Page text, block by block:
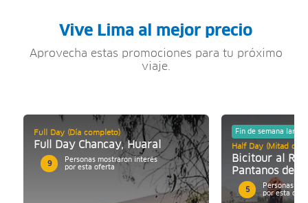
Vive Lima al mejor precio
Aprovecha estas promociones para tu próximo
viaje.
Full Day (Día completo)
Full Day Chancay, Huaral
9
Personas mostraron interés
por esta oferta
Fin de semana largo
Half Day (Mitad de
Bicitour al
Pantanos de
5
Personas
por esta